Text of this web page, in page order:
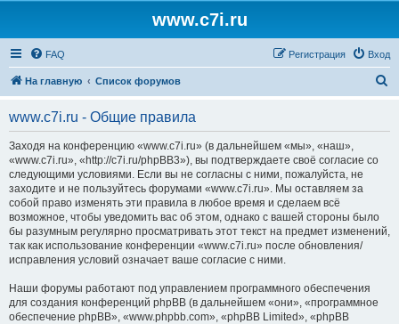
www.c7i.ru
FAQ Вход
Регистрация
На главную Список форумов
www.c7i.ru - Общие правила
Заходя на конференцию «www.c7i.ru» (в дальнейшем «мы», «наш»,
«www.c7i.ru», «http://c7i.ru/phpBB3»), вы подтверждаете своё согласие со
следующими условиями. Если вы не согласны с ними, пожалуйста, не
заходите и не пользуйтесь форумами «www.c7i.ru». Мы оставляем за
собой право изменять эти правила в любое время и сделаем всё
возможное, чтобы уведомить вас об этом, однако с вашей стороны было
бы разумным регулярно просматривать этот текст на предмет изменений,
так как использование конференции «www.c7i.ru» после обновления/
исправления условий означает ваше согласие с ними.
Наши форумы работают под управлением программного обеспечения
для создания конференций phpBB (в дальнейшем «они», «программное
обеспечение phpBB», «www.phpbb.com», «phpBB Limited», «phpBB